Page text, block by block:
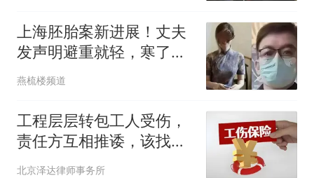
人生
上海胚胎案新进展！丈夫
发声明避重就轻，寒了多
少已婚女性的心？
燕梳楼频道
工程层层转包工人受伤，
责任方互相推诿，该找谁
索赔？
北京泽达律师事务所